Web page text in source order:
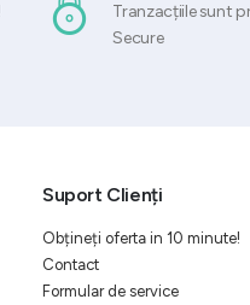
Tranzacțiile sunt
Secure
Suport Clienți
Obțineți oferta in 10 minute!
Contact
Formular de service